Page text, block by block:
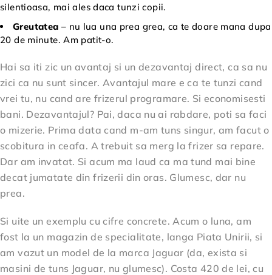
silentioasa, mai ales daca tunzi copii.
Greutatea – nu lua una prea grea, ca te doare mana dupa
20 de minute. Am patit-o.
Hai sa iti zic un avantaj si un dezavantaj direct, ca sa nu
zici ca nu sunt sincer. Avantajul mare e ca te tunzi cand
vrei tu, nu cand are frizerul programare. Si economisesti
bani. Dezavantajul? Pai, daca nu ai rabdare, poti sa faci
o mizerie. Prima data cand m-am tuns singur, am facut o
scobitura in ceafa. A trebuit sa merg la frizer sa repare.
Dar am invatat. Si acum ma laud ca ma tund mai bine
decat jumatate din frizerii din oras. Glumesc, dar nu
prea.
Si uite un exemplu cu cifre concrete. Acum o luna, am
fost la un magazin de specialitate, langa Piata Unirii, si
am vazut un model de la marca Jaguar (da, exista si
masini de tuns Jaguar, nu glumesc). Costa 420 de lei, cu